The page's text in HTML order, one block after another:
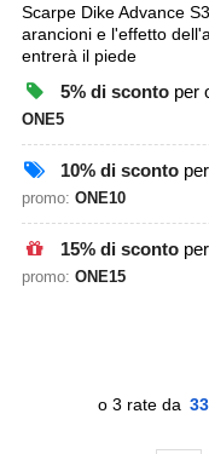
Scarpe Dike Advance
arancioni e l'effetto
entrerà il piede
5% di scontoper
ONE5
10% di scontoper
promo: ONE10
15% di scontoper
promo: ONE15